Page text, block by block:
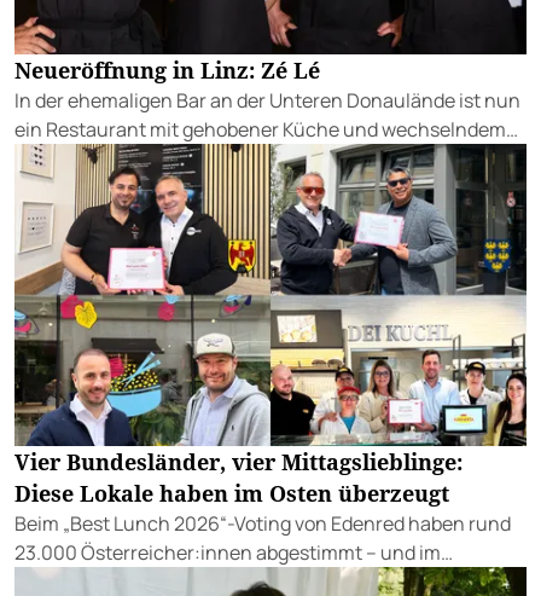
Neueröffnung in Linz: Zé Lé
In der ehemaligen Bar an der Unteren Donaulände ist nun
ein Restaurant mit gehobener Küche und wechselndem
Mittagstisch eingezogen.
Vier Bundesländer, vier Mittagslieblinge:
Diese Lokale haben im Osten überzeugt
Beim „Best Lunch 2026“-Voting von Edenred haben rund
23.000 Österreicher:innen abgestimmt – und im
Burgenland, der Steiermark, Kärnten und